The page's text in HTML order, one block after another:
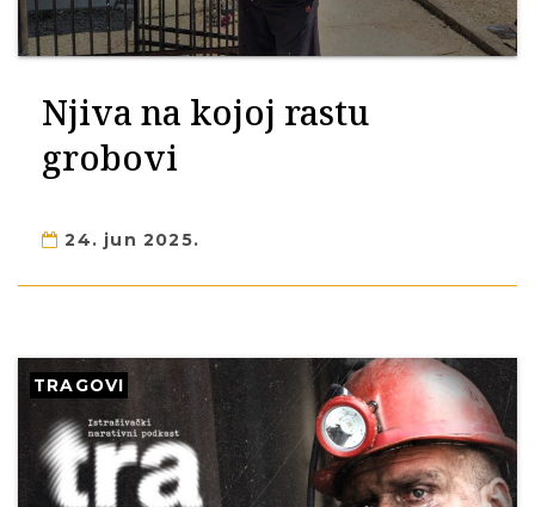
Njiva na kojoj rastu
grobovi
24. jun 2025.
TRAGOVI